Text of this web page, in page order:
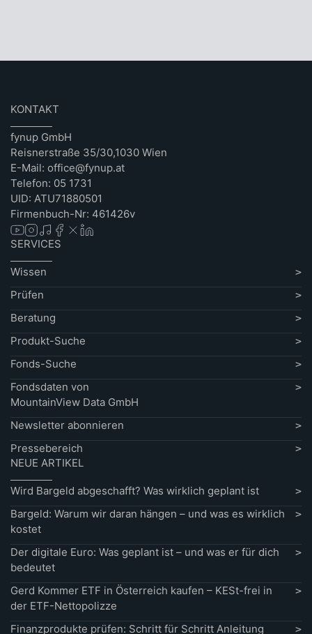
KONTAKT
fynup GmbH
Reisnerstraße 35/30,1030 Wien
E-Mail: office@fynup.at
Telefon: 05 1731
UID: ATU71880501
Firmenbuch-Nr: 461426v
SERVICES
Wissen
Prüfen
Beratung
Produkt-Suche
Fonds-Suche
Fondsdaten von
MountainView Data GmbH
Newsletter abonnieren
Pressebereich
NEUE ARTIKEL
Wird Bargeld abgeschafft? Was wirklich geplant ist
Bargeld: Warum wir daran hängen – und was es wirklich
kostet
Der digitale Euro: Was geplant ist – und was er für dich
bedeutet
Gerd Kommer ETF in Österreich kaufen – KESt-frei in
der ETF-Nettopolizze
Finanzprodukte prüfen: Schritt für Schritt Anleitung